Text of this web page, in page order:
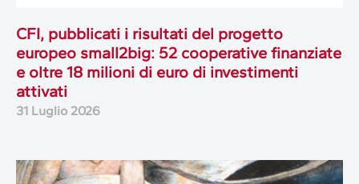
CFI, pubblicati i risultati del progetto
europeo small2big: 52 cooperative finanziate
e oltre 18 milioni di euro di investimenti
attivati
31 Luglio 2026